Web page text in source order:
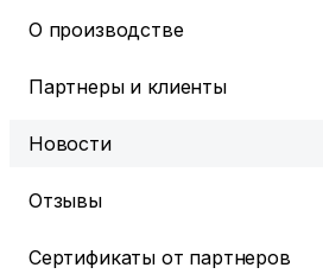
О производстве
Партнеры и клиенты
Новости
Отзывы
Сертификаты от партнеров